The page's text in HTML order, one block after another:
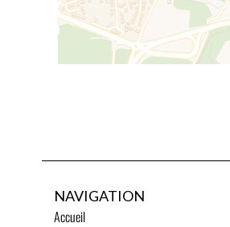
NAVIGATION
Accueil